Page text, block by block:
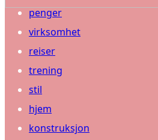
penger
virksomhet
reiser
trening
stil
hjem
konstruksjon